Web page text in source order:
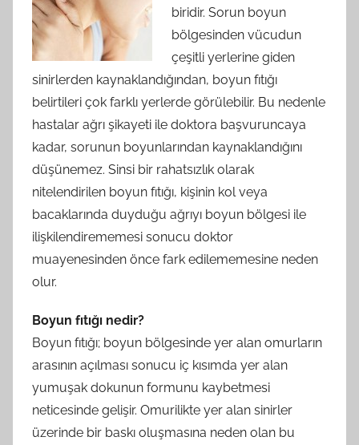
biridir. Sorun boyun
bölgesinden vücudun
çeşitli yerlerine giden
sinirlerden kaynaklandığından, boyun fıtığı
belirtileri çok farklı yerlerde görülebilir. Bu nedenle
hastalar ağrı şikayeti ile doktora başvuruncaya
kadar, sorunun boyunlarından kaynaklandığını
düşünemez. Sinsi bir rahatsızlık olarak
nitelendirilen boyun fıtığı, kişinin kol veya
bacaklarında duyduğu ağrıyı boyun bölgesi ile
ilişkilendirememesi sonucu doktor
muayenesinden önce fark edilememesine neden
olur.
Boyun fıtığı nedir?
Boyun fıtığı; boyun bölgesinde yer alan omurların
arasının açılması sonucu iç kısımda yer alan
yumuşak dokunun formunu kaybetmesi
neticesinde gelişir. Omurilikte yer alan sinirler
üzerinde bir baskı oluşmasına neden olan bu